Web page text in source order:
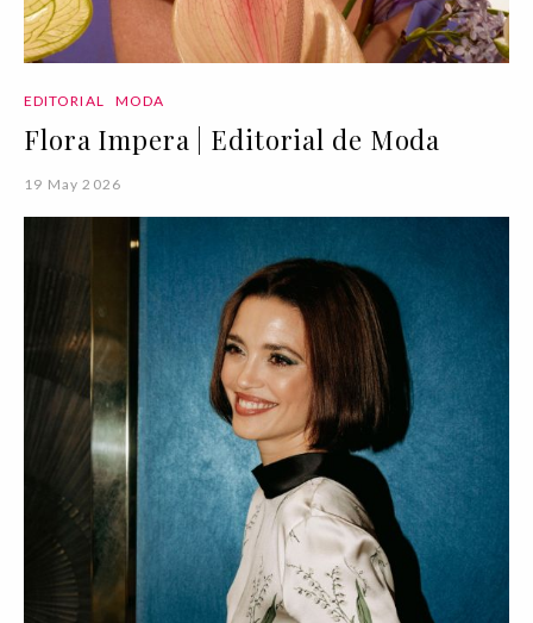
EDITORIAL MODA
Flora Impera | Editorial de Moda
19 May 2026